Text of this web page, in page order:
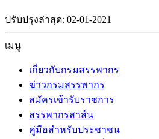
ปรับปรุงล่าสุด: 02-01-2021
เมนู
เกี่ยวกับกรมสรรพากร
ข่าวกรมสรรพากร
สมัครเข้ารับราชการ
สรรพากรสาส์น
คู่มือสำหรับประชาชน